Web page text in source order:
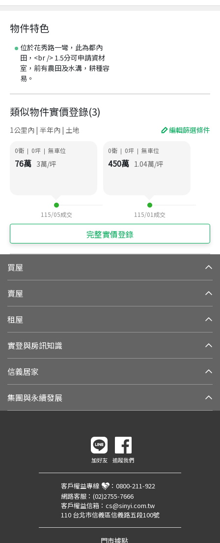
物件特色
位於花秀路一彎，此為都內
田，<br /> 1.5分可申請資材
室，前有農田及水溝，耕種容
易。
類似物件實價登錄(3)
1公里內 | 半年內 | 土地 編輯篩選條件
0衛 | 0坪 | 無車位
76萬 3萬/坪
115/05成交
0衛 | 0坪 | 無車位
450萬 1.04萬/坪
115/01 成交
完整實價登錄
買屋
賣屋
租屋
實登與房訊知識
信義居家
集團與永續發展
加好友 追蹤我們
客戶權益專線 ： 0800-211-922
網路客服： (02)2755-7666
客戶權益信箱： cs@sinyi.com.tw
110 台北市信義區信義路五段100號
門市據點